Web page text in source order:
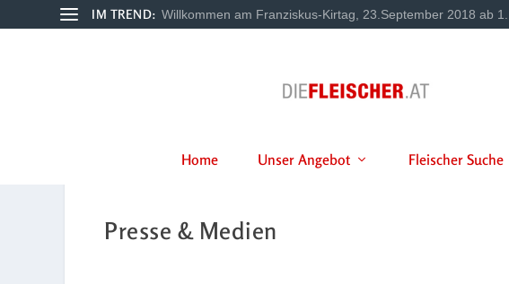
IM TREND: Willkommen am Franziskus-Kirtag, 23.September 2018 ab 1...
Home Unser Angebot Fleischer Suche
Presse & Medien